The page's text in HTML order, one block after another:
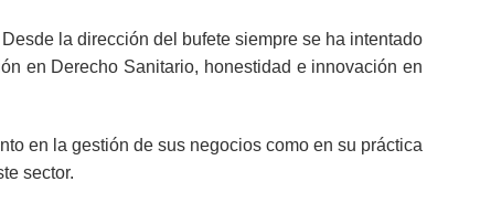
la dirección del bufete siempre se ha intentado
en Derecho Sanitario, honestidad e innovación en
en la gestión de sus negocios como en su práctica
sector.